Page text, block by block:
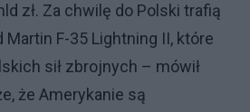
zł. Za chwilę do Polski trafią
F-35 Lightning II, które
sił zbrojnych – mówił
że Amerykanie są